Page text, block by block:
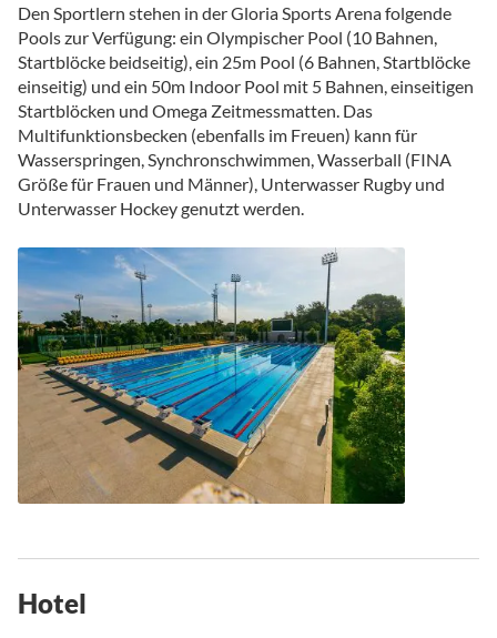
Den Sportlern stehen in der Gloria Sports Arena folgende
Pools zur Verfügung: ein Olympischer Pool (10 Bahnen,
Startblöcke beidseitig), ein 25m Pool (6 Bahnen, Startblöcke
einseitig) und ein 50m Indoor Pool mit 5 Bahnen, einseitigen
Startblöcken und Omega Zeitmessmatten. Das
Multifunktionsbecken (ebenfalls im Freuen) kann für
Wasserspringen, Synchronschwimmen, Wasserball (FINA
Größe für Frauen und Männer), Unterwasser Rugby und
Unterwasser Hockey genutzt werden.
Hotel